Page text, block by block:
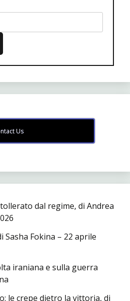
Us
dal regime, di Andrea
Sasha Fokina – 22 aprile
iraniana e sulla guerra
le crepe dietro la vittoria, di